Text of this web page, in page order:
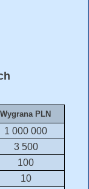
Wygrana PLN
1 000 000
3 500
100
10